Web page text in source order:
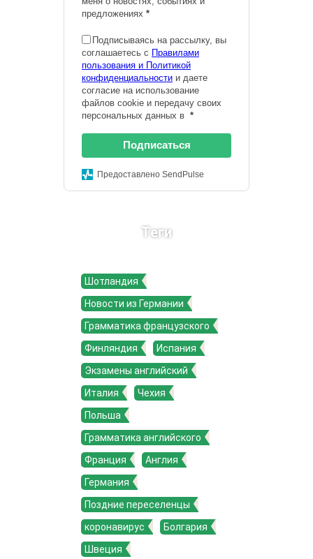
предложениях *
Подписываясь на рассылку, вы
соглашаетесь с Правилами
пользования и Политикой
конфиденциальности и даете
согласие на использование
файлов cookie и передачу своих
персональных данных в *
Подписаться
Предоставлено SendPulse
Теги
Шотландия
Новости из Германии
Грамматика французского
Финляндия
Испания
Экзамены английский
Италия
Чехия
Польша
Грамматика английского
Франция
Англия
Германия
Поздние переселенцы
коронавирус
Болгария
Швеция